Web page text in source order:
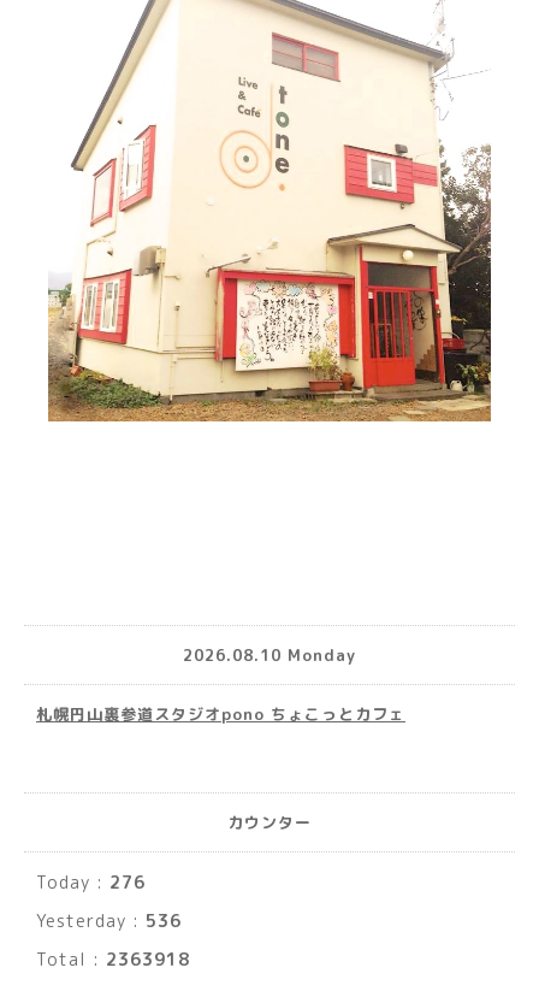
2026.08.10 Monday
札幌円山裏参道スタジオpono ちょこっとカフェ
カウンター
Today : 276
Yesterday : 536
Total : 2363918